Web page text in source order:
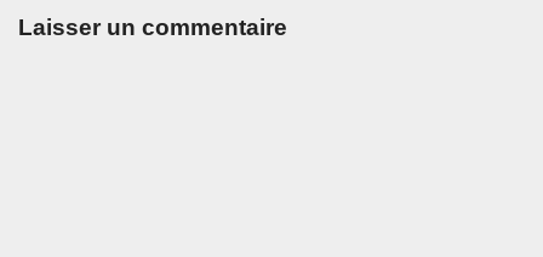
Laisser un commentaire